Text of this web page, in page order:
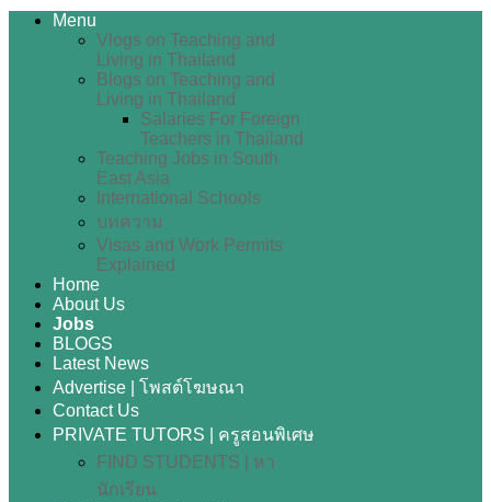
Menu
Vlogs on Teaching and
Living in Thailand
Blogs on Teaching and
Living in Thailand
Salaries For Foreign
Teachers in Thailand
Teaching Jobs in South
East Asia
International Schools
บทความ
Visas and Work Permits
Explained
Home
About Us
Jobs
BLOGS
Latest News
Advertise | โพสต์โฆษณา
Contact Us
PRIVATE TUTORS | ครูสอนพิเศษ
FIND STUDENTS | หา
นักเรียน